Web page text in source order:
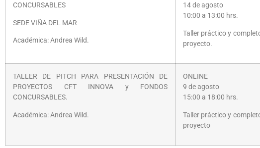
CONCURSABLES
SEDE VIÑA DEL MAR
Académica: Andrea Wild.
14 de agosto
10:00 a 13:00 hrs.
Taller práctico y
proyecto.
TALLER DE PITCH PARA PRESENTACIÓN DE
PROYECTOS CFT INNOVA y FONDOS
CONCURSABLES.
Académica: Andrea Wild.
ONLINE
9 de agosto
15:00 a 18:00 hrs.
Taller práctico y
proyecto